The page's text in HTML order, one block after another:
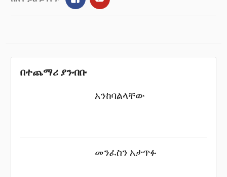
በተጨማሪ ያንብቡ
አንከባልላቸው
መንፈስን አታጥፉ